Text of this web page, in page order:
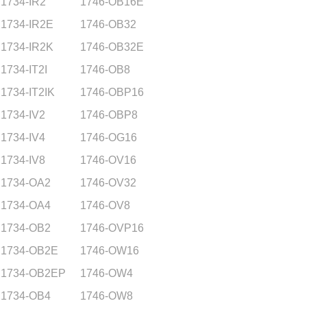
1734-IR2E
1746-OB32
1734-IR2K
1746-OB32E
1734-IT2I
1746-OB8
1734-IT2IK
1746-OBP16
1734-IV2
1746-OBP8
1734-IV4
1746-OG16
1734-IV8
1746-OV16
1734-OA2
1746-OV32
1734-OA4
1746-OV8
1734-OB2
1746-OVP16
1734-OB2E
1746-OW16
1734-OB2EP
1746-OW4
1734-OB4
1746-OW8